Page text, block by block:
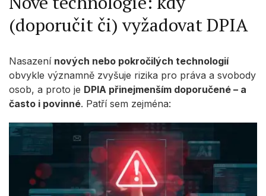
(doporučit či) vyžadovat DPIA
Nasazení nových nebo pokročilých technologií
obvykle významně zvyšuje rizika pro práva a svobody
osob, a proto je DPIA přinejmenším doporučené – a
často i povinné. Patří sem zejména: